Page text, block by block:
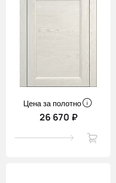
Цена за полотно
26 670 ₽